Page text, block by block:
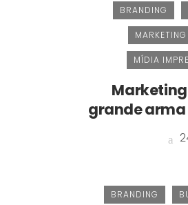
BRANDING
MARKETING
MÍDIA
Marketing
grande arma
BRANDING